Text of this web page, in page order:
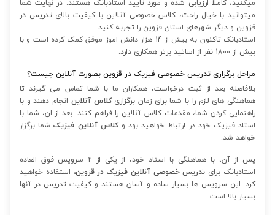
میکنید، کاملا ارزیابی شده و مورد تایید استادبانک هستند. در نهایت شما
میتوانید با خیال راحت، کلاس خصوصی آنلاین با کیفیت بالای تدریس در
قزوین و دیگر شهرهای استان قزوین را تجربه کنید.
استادبانک تاکنون به بیش از 14 هزار دانش اموز موفق کمک کرده است و با
بیش از 1800 نفر از اساتید برتر همکاری دارد.
مراحل برگزاری تدریس خصوصی فیزیک در قزوین بصورت آنلاین چیست؟
بلافاصله بعد از ثبت درخواست، همکاران ما با شما تماس می گیرند تا
هماهنگی های لازم را با شما برای زمان برگزاری کلاس آنلاین انجام دهند و با
راهنمایی کردن شما، مقدمات کلاس آنلاین را فراهم کنند. بعد از ان، شما با
استاد فیزیک خود در ارتباط خواهید بود و کلاس آنلاین فیزیک شما برگزار
خواهد شد.
پس از آن، با هماهنگی با استاد خود، از یکی از 2 سرویس فوق العاده
استادبانک برای تدریس خصوصی آنلاین فیزیک در قزوین، استفاده خواهید
کرد. این سرویس ها بسیار ساده و آسان هستند و کیفیت تدریس در آنها
بسیار بالا است.